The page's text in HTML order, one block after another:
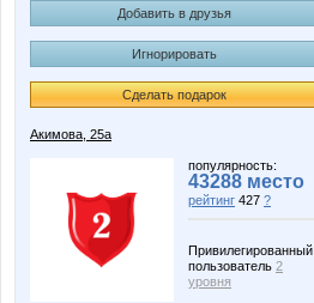
Добавить в друзья
Игнорировать
Сделать подарок
Акимова, 25а
популярность:
43288 место
рейтинг 427 ?
Привилегированный
пользователь 2
уровня